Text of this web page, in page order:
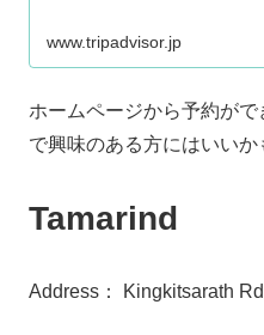
www.tripadvisor.jp
ホームページから予約が
で興味のある方にはいいか
Tamarind
Address： Kingkitsarath